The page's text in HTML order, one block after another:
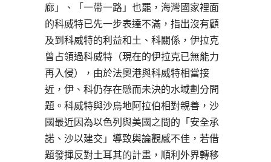
廊」、「一帶一路」也罷，海灣國家裡面
的科威特已先一步表達不滿，指出沒有顧
及到科威特的利益和土、科關係，伊拉克
曾占領過科威特（現在的伊拉克已無能力
再入侵），由於法奧港與科威特相當接
近，伊、科仍存在懸而未決的水域劃分問
題。科威特與沙烏地阿拉伯相對親善，沙
國最近因為以色列與美國之間的「安全承
諾、沙以建交」導致輿論觀感不佳，若借
題發揮反對土耳其的計畫，順利外界轉移